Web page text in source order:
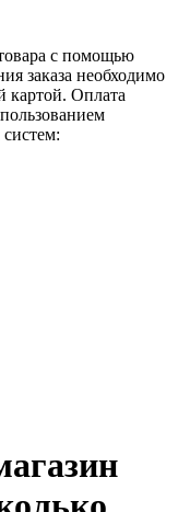
с помощью
заказа необходимо
картой. Оплата